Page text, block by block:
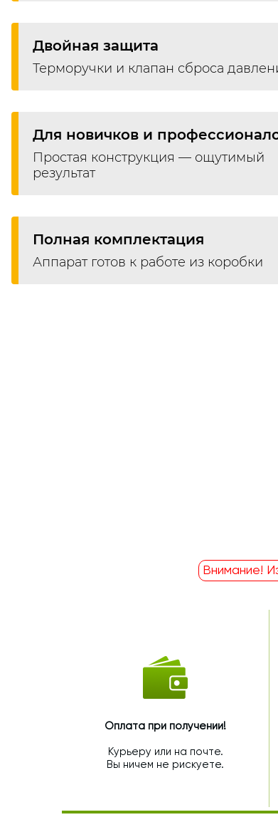
Двойная защита
Терморучки и клапан сброса
Для новичков и
Простая конструкция — ощутимый
результат
Полная комплектация
Аппарат готов к работе из коробки
Внимание!
Оплата при получении!
Курьеру или на почте.
Вы ничем не рискуете.